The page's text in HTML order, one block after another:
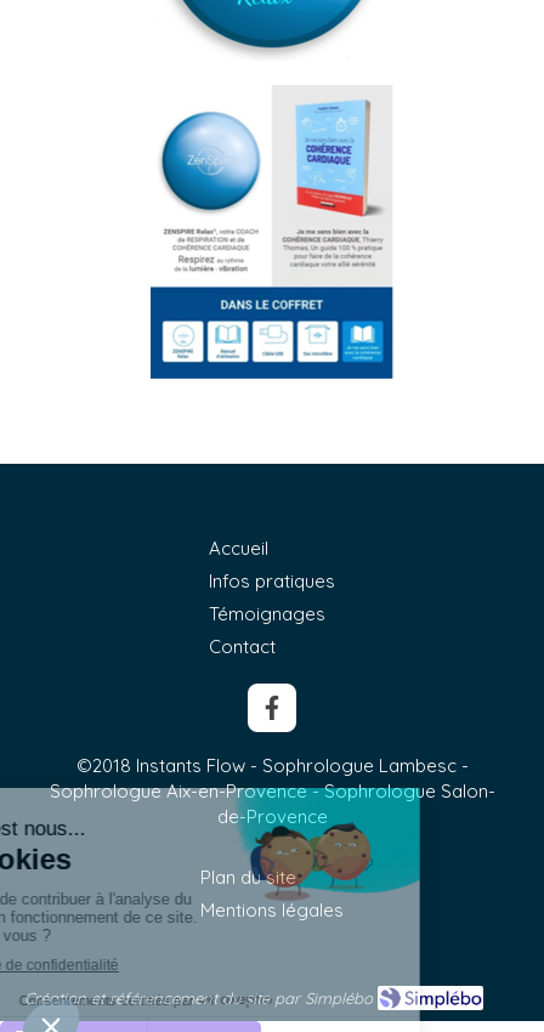
Accueil
Infos pratiques
Témoignages
Contact
©2018 Instants Flow - Sophrologue Lambesc -
Sophrologue Aix-en-Provence - Sophrologue Salon-
de-Provence
Plan du site
Mentions légales
Création et référencement du site par Simplébo